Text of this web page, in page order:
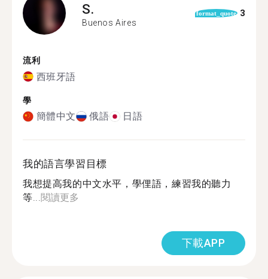
S.
Buenos Aires
format_quote 3
流利
西班牙語
學
簡體中文 俄語 日語
我的語言學習目標
我想提高我的中文水平，學俚語，練習我的聽力
等...閱讀更多
下載APP